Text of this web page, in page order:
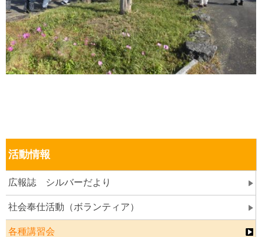
活動情報
広報誌 シルバーだより
社会奉仕活動（ボランティア）
各種講習会